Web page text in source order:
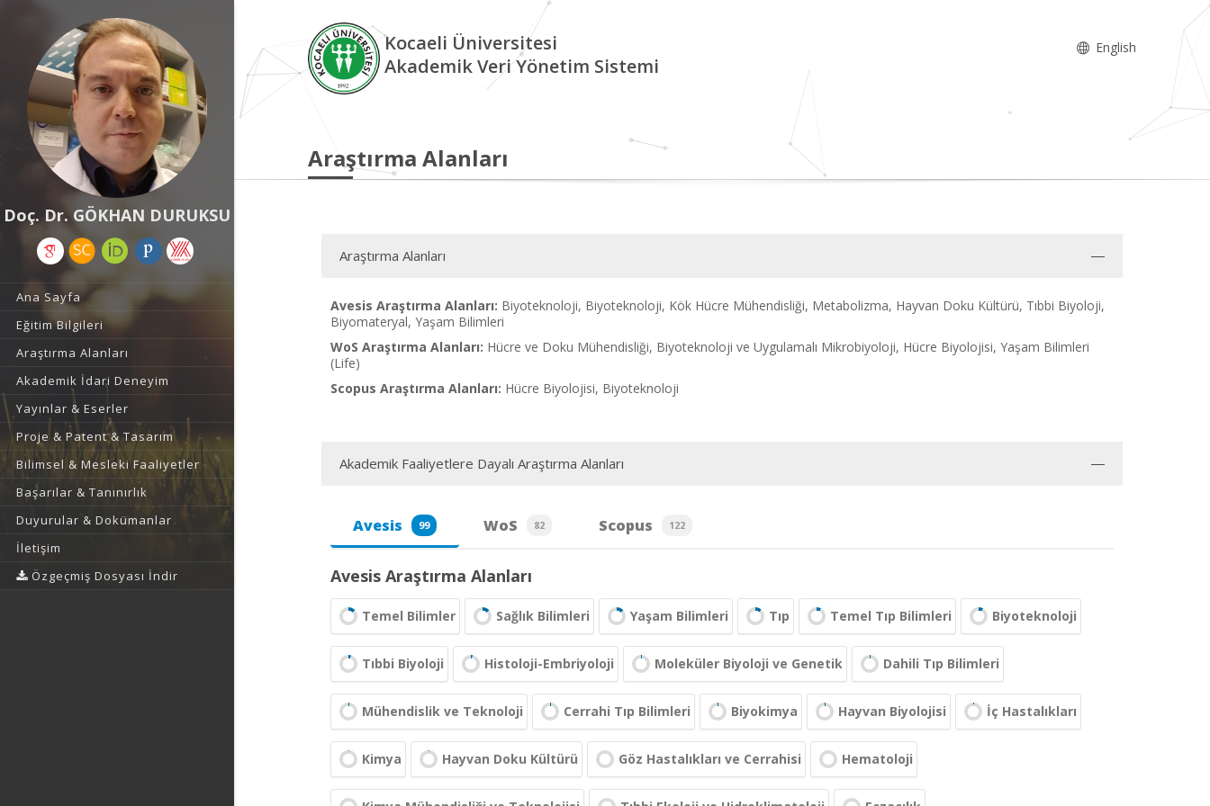
Doç. Dr. GÖKHAN DURUKSU
Ana Sayfa
Eğitim Bilgileri
Araştırma Alanları
Akademik İdari Deneyim
Yayınlar & Eserler
Proje & Patent & Tasarım
Bilimsel & Mesleki Faaliyetler
Başarılar & Tanınırlık
Duyurular & Dokümanlar
İletişim
Özgeçmiş Dosyası İndir
Kocaeli Üniversitesi
Akademik Veri Yönetim Sistemi
English
Araştırma Alanları
Araştırma Alanları
Avesis Araştırma Alanları: Biyoteknoloji, Biyoteknoloji, Kök Hücre Mühendisliği, Metabolizma, Hayvan Doku Kültürü, Tıbbi Biyoloji,
Biyomateryal, Yaşam Bilimleri
WoS Araştırma Alanları: Hücre ve Doku Mühendisliği, Biyoteknoloji ve Uygulamalı Mikrobiyoloji, Hücre Biyolojisi, Yaşam Bilimleri
(Life)
Scopus Araştırma Alanları: Hücre Biyolojisi, Biyoteknoloji
Akademik Faaliyetlere Dayalı Araştırma Alanları
Avesis 99 WoS 82 Scopus 122
Avesis Araştırma Alanları
Temel Bilimler Sağlık Bilimleri Yaşam Bilimleri Tıp Temel Tıp Bilimleri Biyoteknoloji
Tıbbi Biyoloji Histoloji-Embriyoloji Moleküler Biyoloji ve Genetik Dahili Tıp Bilimleri
Mühendislik ve Teknoloji Cerrahi Tıp Bilimleri Biyokimya Hayvan Biyolojisi İç Hastalıkları
Kimya Hayvan Doku Kültürü Göz Hastalıkları ve Cerrahisi Hematoloji